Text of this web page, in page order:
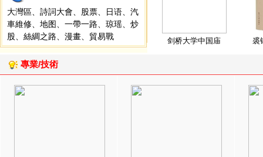
大灣區
詩詞大會 股票 日语
汽
車維修
地图 一帶一路 琼瑶
炒
股
絲綢之路 漫畫 貿易戰 剑桥大学中国庙 裘
專業/技術